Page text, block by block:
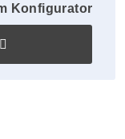
Konfigurator